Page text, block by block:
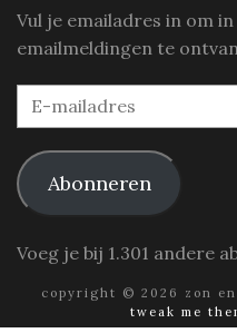
Vul je emailadres in om
emailmeldingen te
E-
mailadres
Abonneren
Voeg je bij 1.301 andere
copyright © 2026 zon en
tweak me